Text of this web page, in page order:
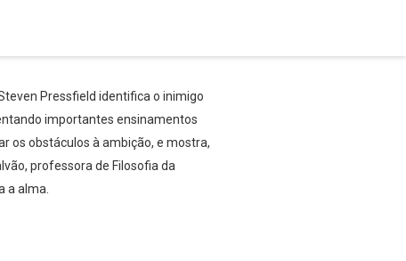
Pressfield identifica o inimigo
importantes ensinamentos
os obstáculos à ambição, e mostra,
professora de Filosofia da
a alma.